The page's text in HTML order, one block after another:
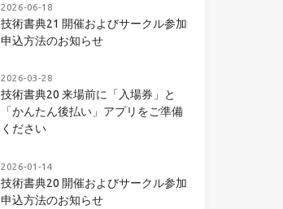
2026-06-18
技術書典21 開催およびサークル参加
申込方法のお知らせ
2026-03-28
技術書典20 来場前に「入場券」と
「かんたん後払い」アプリをご準備
ください
2026-01-14
技術書典20 開催およびサークル参加
申込方法のお知らせ